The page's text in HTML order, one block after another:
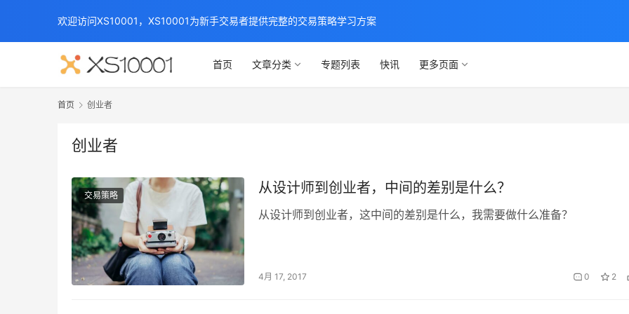
首页 文章分类 专题列表 快讯 更多页面
首页 创业者
创业者
交易策略 从设计师到创业者，中间的差别是什么？
从设计师到创业者，这中间的差别是什么，我需要做什么准备？
4月 17, 2017 0 2
欢迎访问XS10001，XS10001为新手交易者提供完整的交易策略学习方案